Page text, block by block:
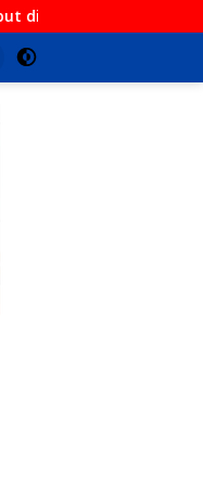
Gabungan Berhasil